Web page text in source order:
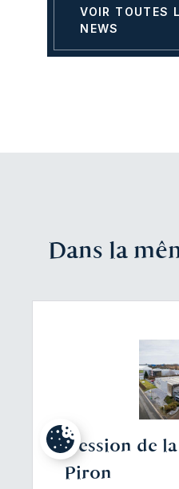
VOIR TOUTES
NEWS
Dans la
Cession de
Piron